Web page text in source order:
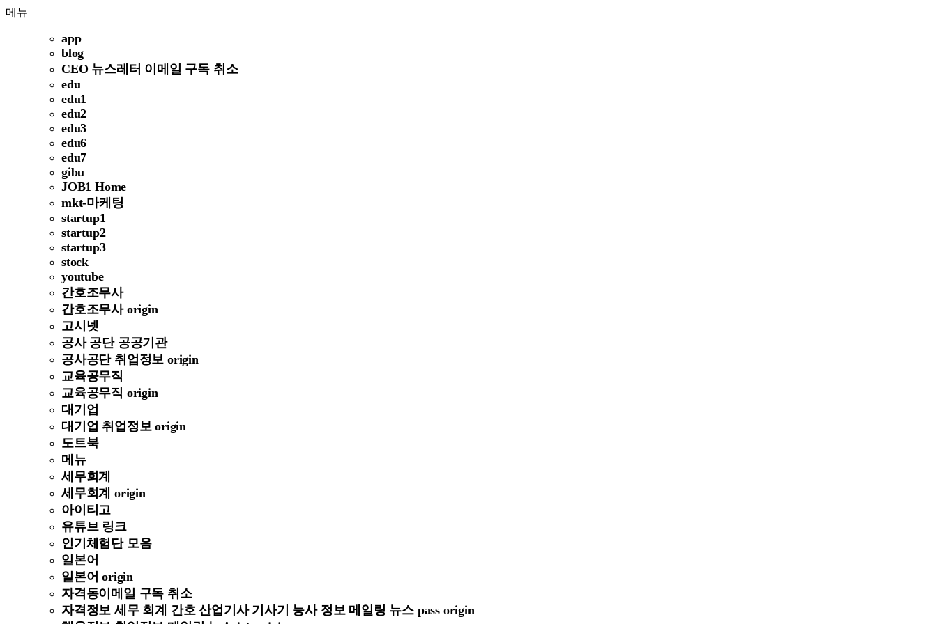
메뉴
app
blog
CEO 뉴스레터 이메일 구독 취소
edu
edu1
edu2
edu3
edu6
edu7
gibu
JOB1 Home
mkt-마케팅
startup1
startup2
startup3
stock
youtube
간호조무사
간호조무사 origin
고시넷
공사 공단 공공기관
공사공단 취업정보 origin
교육공무직
교육공무직 origin
대기업
대기업 취업정보 origin
도트북
메뉴
세무회계
세무회계 origin
아이티고
유튜브 링크
인기체험단 모음
일본어
일본어 origin
자격동이메일 구독 취소
자격정보 세무 회계 간호 산업기사 기사기 능사 정보 메일링 뉴스 pass origin